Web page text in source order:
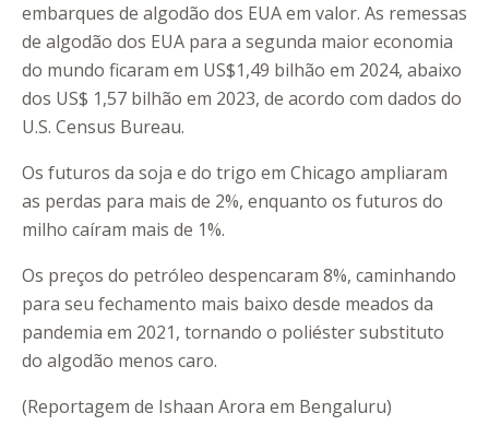
embarques de algodão dos EUA em valor. As remessas
de algodão dos EUA para a segunda maior economia
do mundo ficaram em US$1,49 bilhão em 2024, abaixo
dos US$ 1,57 bilhão em 2023, de acordo com dados do
U.S. Census Bureau.
Os futuros da soja e do trigo em Chicago ampliaram
as perdas para mais de 2%, enquanto os futuros do
milho caíram mais de 1%.
Os preços do petróleo despencaram 8%, caminhando
para seu fechamento mais baixo desde meados da
pandemia em 2021, tornando o poliéster substituto
do algodão menos caro.
(Reportagem de Ishaan Arora em Bengaluru)